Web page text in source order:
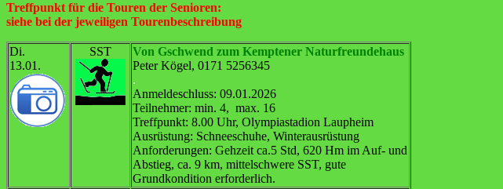
Treffpunkt für die Touren der Senioren:
siehe bei der jeweiligen Tourenbeschreibung
Di.
13.01.
SST
Von Gschwend zum Kemptener Naturfreundehaus
Peter Kögel, 0171 5256345
.
Anmeldeschluss: 09.01.2026
Teilnehmer: min. 4, max. 16
Treffpunkt: 8.00 Uhr, Olympiastadion Laupheim
Ausrüstung: Schneeschuhe, Winterausrüstung
Anforderungen: Gehzeit ca.5 Std, 620 Hm im Auf- und
Abstieg, ca. 9 km, mittelschwere SST, gute
Grundkondition erforderlich.